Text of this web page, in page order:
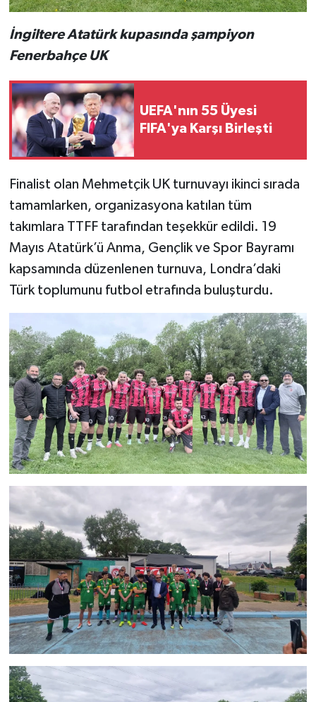
İngiltere Atatürk kupasında şampiyon
Fenerbahçe UK
UEFA'nın 55 Üyesi
FIFA'ya Karşı Birleşti
Finalist olan Mehmetçik UK turnuvayı ikinci sırada
tamamlarken, organizasyona katılan tüm
takımlara TTFF tarafından teşekkür edildi. 19
Mayıs Atatürk’ü Anma, Gençlik ve Spor Bayramı
kapsamında düzenlenen turnuva, Londra’daki
Türk toplumunu futbol etrafında buluşturdu.